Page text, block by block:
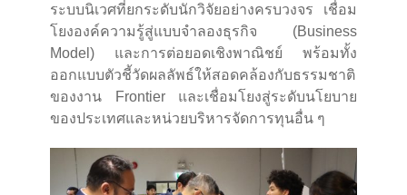
ระบบนิเวศที่ยกระดับนักวิจัยอย่างครบวงจร เชื่อม
โยงองค์ความรู้สู่แบบจำลองธุรกิจ (Business
Model) และการต่อยอดเชิงพาณิชย์ พร้อมทั้ง
ออกแบบตัวชี้วัดผลลัพธ์ให้สอดคล้องกับธรรมชาติ
ของงาน Frontier และเชื่อมโยงสู่ระดับนโยบาย
ของประเทศและหน่วยบริหารจัดการทุนอื่น ๆ